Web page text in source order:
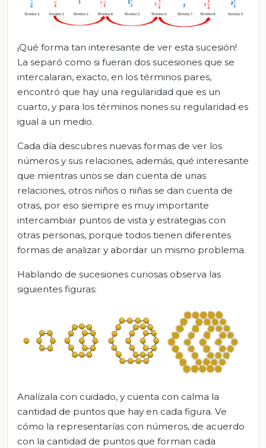
¡Qué forma tan interesante de ver esta sucesión!
La separó como si fueran dos sucesiones que se
intercalaran, exacto, en los términos pares,
encontró que hay una regularidad que es un
cuarto, y para los términos nones su regularidad es
igual a un medio.
Cada día descubres nuevas formas de ver los
números y sus relaciones, además, qué interesante
que mientras unos se dan cuenta de unas
relaciones, otros niños o niñas se dan cuenta de
otras, por eso siempre es muy importante
intercambiar puntos de vista y estrategias con
otras personas, porque todos tienen diferentes
formas de analizar y abordar un mismo problema.
Hablando de sucesiones curiosas observa las
siguientes figuras:
Analízala con cuidado, y cuenta con calma la
cantidad de puntos que hay en cada figura. Ve
cómo la representarías con números, de acuerdo
con la cantidad de puntos que forman cada